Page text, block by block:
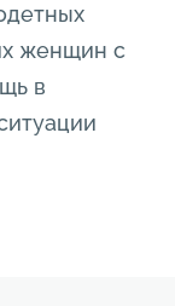
женщин с
в